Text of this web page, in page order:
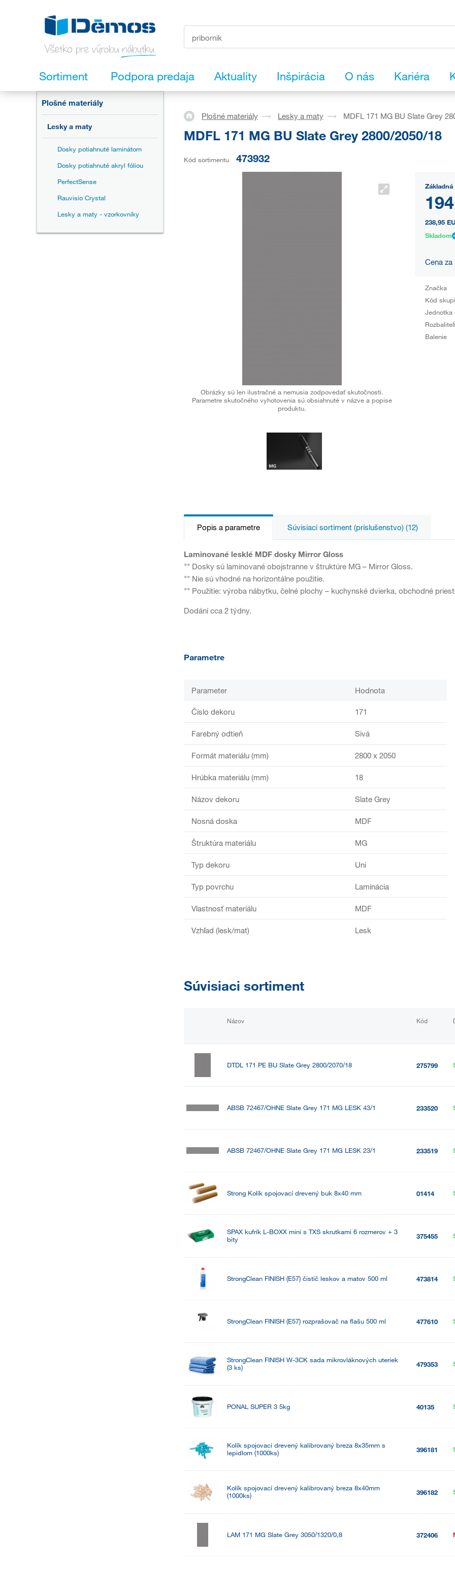
Sortiment Podpora predaja Aktuality Inšpirácia O nás Kariéra
Plošné materiály
Lesky a maty
Dosky potiahnuté laminátom
Dosky potiahnuté akryl fóliou
PerfectSense
Rauvisio Crystal
Lesky a maty - vzorkovníky
Plošné materiály Lesky a maty MDFL 171 MG BU Slate Grey
MDFL 171 MG BU Slate Grey 2800/2050/18
Kód sortimentu 473932
Obrázky sú len ilustračné a nemusia zodpovedať skutočnosti.
Parametre skutočného vyhotovenia sú obsiahnuté v názve a popise
produktu.
238,95
Skladom
Cena za
Značka
Kód
Jednotka
Balenie
Popis a parametre Súvisiaci sortiment (príslušenstvo) (12)
Laminované lesklé MDF dosky Mirror Gloss
"" Dosky sú laminované obojstranne v štruktúre MG – Mirror Gloss.
"" Nie sú vhodné na horizontálne použitie.
"" Použitie: výroba nábytku, čelné plochy – kuchynské dvierka, obchodné
Dodání cca 2 týdny.
Parametre
Parameter Hodnota
Číslo dekoru 171
Farebný odtieň Sivá
Formát materiálu (mm) 2800 x 2050
Hrúbka materiálu (mm) 18
Názov dekoru Slate Grey
Nosná doska MDF
Štruktúra materiálu MG
Typ dekoru Uni
Typ povrchu Laminácia
Vlastnosť materiálu MDF
Vzhľad (lesk/mat) Lesk
Súvisiaci sortiment
Názov Kód
DTDL 171 PE BU Slate Grey 2800/2070/18 275799
ABSB 72467/OHNE Slate Grey 171 MG LESK 43/1 233520
ABSB 72467/OHNE Slate Grey 171 MG LESK 23/1 233519
Strong Kolík spojovací drevený buk 8x40 mm 01414
SPAX kufrík L-BOXX mini s TXS skrutkami 6 rozmerov + 3
bity
375455
StrongClean FINISH (E57) čistič leskov a matov 500 ml 473814
StrongClean FINISH (E57) rozprašovač na flašu 500 ml 477610
StrongClean FINISH W-3CK sada mikrovláknových uteriek
(3 ks)
479353
PONAL SUPER 3 5kg 40135
Kolík spojovací drevený kalibrovaný breza 8x35mm s
lepidlom (1000ks)
396181
Kolík spojovací drevený kalibrovaný breza 8x40mm
(1000ks)
396182
LAM 171 MG Slate Grey 3050/1320/0,8 372406